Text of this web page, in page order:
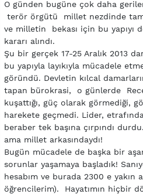
O günden bugüne çok daha
terör örgütü millet nezdinde
ve milletin bekası için bu yapıyı
kararı alındı.
Şu bir gerçek 17-25 Aralık 2013
bu yapıyla layıkıyla mücadele
göründü. Devletin kılcal
tapan bürokrasi, o günlerde
kuşattığı, güç olarak görmediği,
harekete geçmedi. Lider,
beraber tek başına çırpındı
ama millet arkasındaydı!
Bugün mücadele de başka bir
sorunlar yaşamaya başladık!
hesabım ve burada 2300 e yakın
öğrencilerim). Hayatımın hiçbir